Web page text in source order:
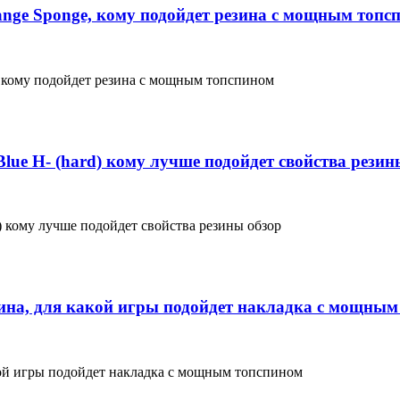
Sponge, кому подойдет резина с мощным
подойдет резина с мощным топспином
(hard) кому лучше подойдет свойства
лучше подойдет свойства резины обзор
для какой игры подойдет накладка с
игры подойдет накладка с мощным топспином